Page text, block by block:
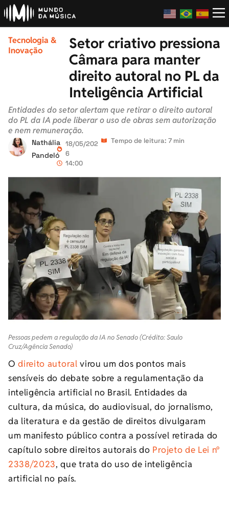
Tecnologia &
Inovação
Setor criativo pressiona
Câmara para manter
direito autoral no PL da
Inteligência Artificial
Entidades do setor alertam que retirar o direito autoral
do PL da IA pode liberar o uso de obras sem autorização
e nem remuneração.
Nathália
Pandeló
18/05/202
6
14:00
Tempo de leitura: 7 min
Pessoas pedem a regulação da IA no Senado (Crédito: Saulo
Cruz/Agência Senado)
Odireito autoral virou um dos pontos mais
sensíveis do debate sobre a regulamentação da
inteligência artificial no Brasil. Entidades da
cultura, da música, do audiovisual, do jornalismo,
da literatura e da gestão de direitos divulgaram
um manifesto público contra a possível retirada do
capítulo sobre direitos autorais do Projeto de Lei nº
2338/2023, que trata do uso de inteligência
artificial no país.